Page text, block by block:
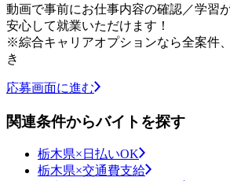
動画で事前にお仕事内容の確認／学習
安心して就業いただけます！
※綜合キャリアオプションなら全案件
き
応募画面に進む
関連条件からバイトを探す
栃木県×日払いOK
栃木県×交通費支給